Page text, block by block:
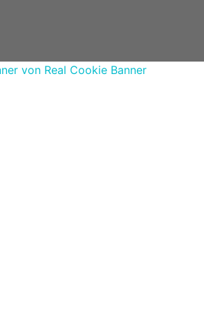
von Real Cookie Banner